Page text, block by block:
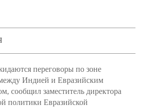
переговоры по зоне
Индией и Евразийским
сообщил заместитель директора
политики Евразийской